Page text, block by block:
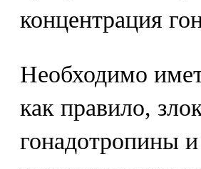
концентрация
Необходимо
как правило,
гонадотропины и